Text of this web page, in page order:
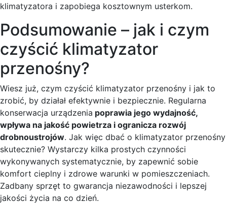
klimatyzatora i zapobiega kosztownym usterkom.
Podsumowanie – jak i czym
czyścić klimatyzator
przenośny?
Wiesz już, czym czyścić klimatyzator przenośny i jak to
zrobić, by działał efektywnie i bezpiecznie. Regularna
konserwacja urządzenia poprawia jego wydajność,
wpływa na jakość powietrza i ogranicza rozwój
drobnoustrojów. Jak więc dbać o klimatyzator przenośny
skutecznie? Wystarczy kilka prostych czynności
wykonywanych systematycznie, by zapewnić sobie
komfort cieplny i zdrowe warunki w pomieszczeniach.
Zadbany sprzęt to gwarancja niezawodności i lepszej
jakości życia na co dzień.